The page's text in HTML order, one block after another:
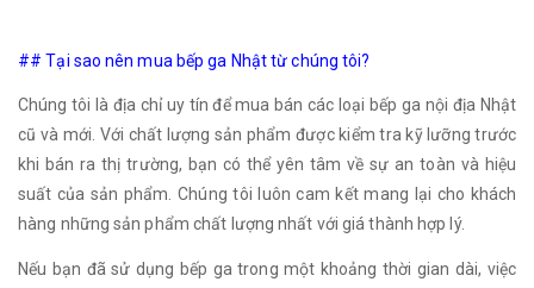
## Tại sao nên mua bếp ga Nhật từ chúng tôi?
Chúng tôi là địa chỉ uy tín để mua bán các loại bếp ga nội địa Nhật
cũ và mới. Với chất lượng sản phẩm được kiểm tra kỹ lưỡng trước
khi bán ra thị trường, bạn có thể yên tâm về sự an toàn và hiệu
suất của sản phẩm. Chúng tôi luôn cam kết mang lại cho khách
hàng những sản phẩm chất lượng nhất với giá thành hợp lý.
Nếu bạn đã sử dụng bếp ga trong một khoảng thời gian dài, việc